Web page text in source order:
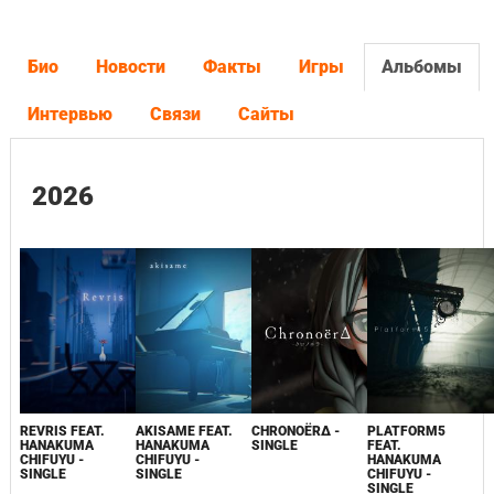
Био Новости Факты Игры Альбомы
Интервью Связи Сайты
2026
REVRIS FEAT.
HANAKUMA
CHIFUYU -
SINGLE
AKISAME FEAT.
HANAKUMA
CHIFUYU -
SINGLE
CHRONOËR∆ -
SINGLE
PLATFORM5
FEAT.
HANAKUMA
CHIFUYU -
SINGLE